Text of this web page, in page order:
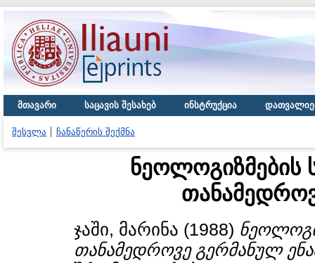
მთავარი საცავის შესახებ ინსტრუქცია
შესვლა ჩანაწერის შექმნა
ნეოლოგიზმების
ჯაში, მარინა (1988)
თანამედროვე გერმანულ